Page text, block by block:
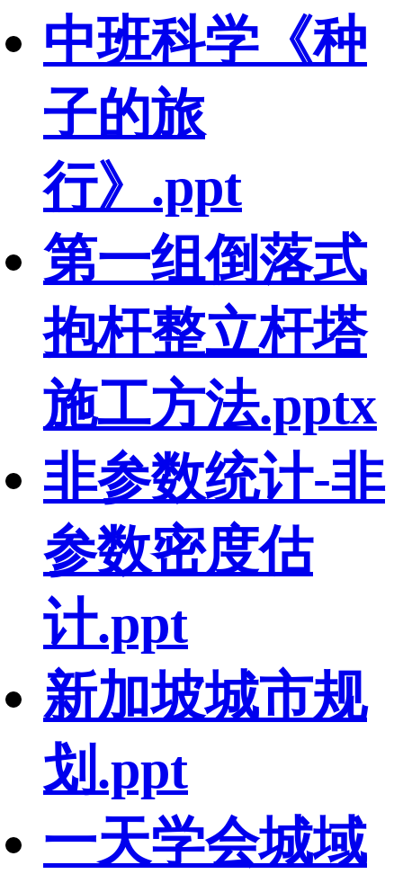
中班科学《种
子的旅
行》.ppt
第一组倒落式
抱杆整立杆塔
施工方法.pptx
非参数统计-非
参数密度估
计.ppt
新加坡城市规
划.ppt
一天学会城域